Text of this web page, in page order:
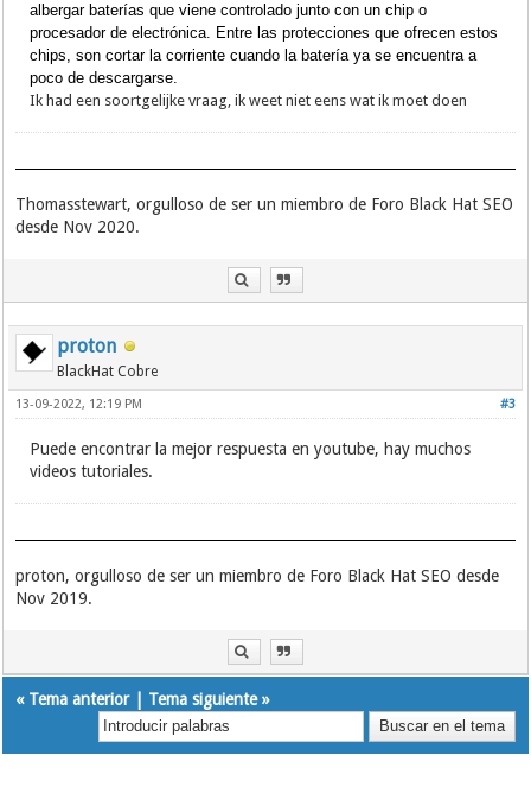
albergar baterías que viene controlado junto con un chip o
procesador de electrónica. Entre las protecciones que ofrecen estos
chips, son cortar la corriente cuando la batería ya se encuentra a
poco de descargarse.
Ik had een soortgelijke vraag, ik weet niet eens wat ik moet doen
Thomasstewart, orgulloso de ser un miembro de Foro Black Hat SEO
desde Nov 2020.
proton
BlackHat Cobre
#3
13-09-2022, 12:19 PM
Puede encontrar la mejor respuesta en youtube, hay muchos
videos tutoriales.
proton, orgulloso de ser un miembro de Foro Black Hat SEO desde
Nov 2019.
« Tema anterior| Tema siguiente»